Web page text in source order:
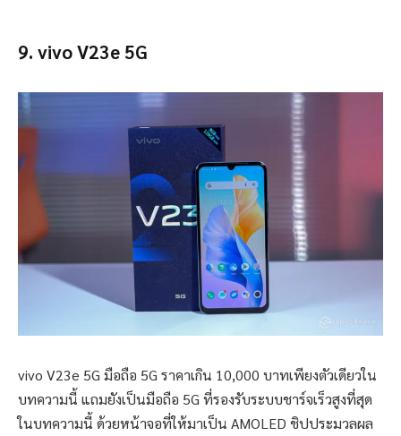
9. vivo V23e 5G
vivo V23e 5G มือถือ 5G ราคาเกิน 10,000 บาทเพียงตัวเดียวใน
บทความนี้ แถมยังเป็นมือถือ 5G ที่รองรับระบบชาร์จเร็วสูงที่สุด
ในบทความนี้ ด้วยหน้าจอที่ให้มาเป็น AMOLED ชิปประมวลผล